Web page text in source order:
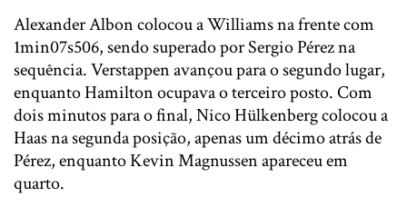
Alexander Albon colocou a Williams na frente com
1min07s506, sendo superado por Sergio Pérez na
sequência. Verstappen avançou para o segundo lugar,
enquanto Hamilton ocupava o terceiro posto. Com
dois minutos para o final, Nico Hülkenberg colocou a
Haas na segunda posição, apenas um décimo atrás de
Pérez, enquanto Kevin Magnussen apareceu em
quarto.